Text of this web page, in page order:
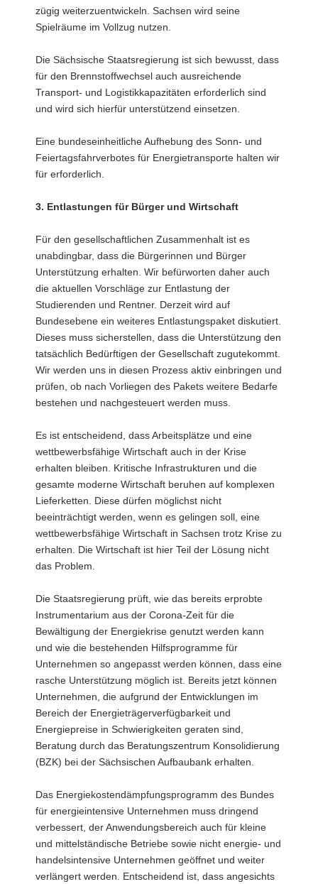
zügig weiterzuentwickeln. Sachsen wird seine
Spielräume im Vollzug nutzen.
Die Sächsische Staatsregierung ist sich bewusst, dass
für den Brennstoffwechsel auch ausreichende
Transport- und Logistikkapazitäten erforderlich sind
und wird sich hierfür unterstützend einsetzen.
Eine bundeseinheitliche Aufhebung des Sonn- und
Feiertagsfahrverbotes für Energietransporte halten wir
für erforderlich.
3. Entlastungen für Bürger und Wirtschaft
Für den gesellschaftlichen Zusammenhalt ist es
unabdingbar, dass die Bürgerinnen und Bürger
Unterstützung erhalten. Wir befürworten daher auch
die aktuellen Vorschläge zur Entlastung der
Studierenden und Rentner. Derzeit wird auf
Bundesebene ein weiteres Entlastungspaket diskutiert.
Dieses muss sicherstellen, dass die Unterstützung den
tatsächlich Bedürftigen der Gesellschaft zugutekommt.
Wir werden uns in diesen Prozess aktiv einbringen und
prüfen, ob nach Vorliegen des Pakets weitere Bedarfe
bestehen und nachgesteuert werden muss.
Es ist entscheidend, dass Arbeitsplätze und eine
wettbewerbsfähige Wirtschaft auch in der Krise
erhalten bleiben. Kritische Infrastrukturen und die
gesamte moderne Wirtschaft beruhen auf komplexen
Lieferketten. Diese dürfen möglichst nicht
beeinträchtigt werden, wenn es gelingen soll, eine
wettbewerbsfähige Wirtschaft in Sachsen trotz Krise zu
erhalten. Die Wirtschaft ist hier Teil der Lösung nicht
das Problem.
Die Staatsregierung prüft, wie das bereits erprobte
Instrumentarium aus der Corona-Zeit für die
Bewältigung der Energiekrise genutzt werden kann
und wie die bestehenden Hilfsprogramme für
Unternehmen so angepasst werden können, dass eine
rasche Unterstützung möglich ist. Bereits jetzt können
Unternehmen, die aufgrund der Entwicklungen im
Bereich der Energieträgerverfügbarkeit und
Energiepreise in Schwierigkeiten geraten sind,
Beratung durch das Beratungszentrum Konsolidierung
(BZK) bei der Sächsischen Aufbaubank erhalten.
Das Energiekostendämpfungsprogramm des Bundes
für energieintensive Unternehmen muss dringend
verbessert, der Anwendungsbereich auch für kleine
und mittelständische Betriebe sowie nicht energie- und
handelsintensive Unternehmen geöffnet und weiter
verlängert werden. Entscheidend ist, dass angesichts